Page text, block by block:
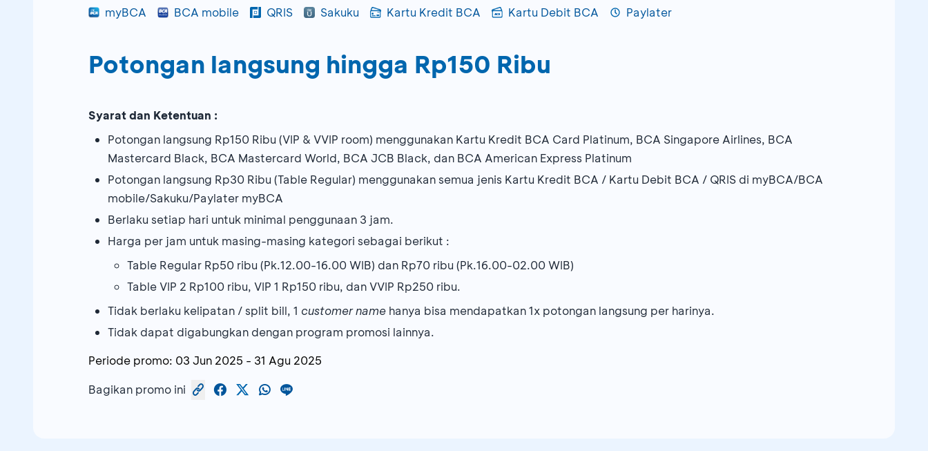
myBCA BCA mobile QRIS Sakuku Kartu Kredit BCA Kartu Debit BCA Paylater
Potongan langsung hingga Rp150 Ribu
Syarat dan Ketentuan :
Potongan langsung Rp150 Ribu (VIP & VVIP room) menggunakan Kartu Kredit BCA Card Platinum, BCA Singapore Airlines, BCA
Mastercard Black, BCA Mastercard World, BCA JCB Black, dan BCA American Express Platinum
Potongan langsung Rp30 Ribu (Table Regular) menggunakan semua jenis Kartu Kredit BCA / Kartu Debit BCA / QRIS di myBCA/BCA
mobile/Sakuku/Paylater myBCA
Berlaku setiap hari untuk minimal penggunaan 3 jam.
Harga per jam untuk masing-masing kategori sebagai berikut :
Table Regular Rp50 ribu (Pk.12.00-16.00 WIB) dan Rp70 ribu (Pk.16.00-02.00 WIB)
Table VIP 2 Rp100 ribu, VIP 1 Rp150 ribu, dan VVIP Rp250 ribu.
Tidak berlaku kelipatan / split bill, 1 customer name hanya bisa mendapatkan 1x potongan langsung per harinya.
Tidak dapat digabungkan dengan program promosi lainnya.
Periode promo: 03 Jun 2025 - 31 Agu 2025
Bagikan promo ini